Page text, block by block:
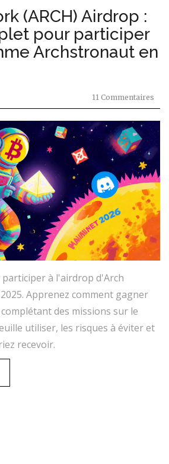
(ARCH) Airdrop :
pour participer
Archstronaut en
11 Commentaires
à l'airdrop d'Arch
Apprenez comment gagner
des missions sur le
utiliser, les risques à éviter et
recevoir.